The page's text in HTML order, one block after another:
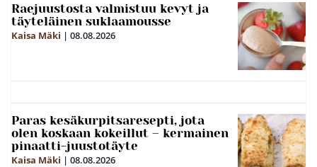
Raejuustosta valmistuu kevyt ja
täyteläinen suklaamousse
Kaisa Mäki | 08.08.2026
Paras kesäkurpitsaresepti, jota
olen koskaan kokeillut – kermainen
pinaatti-juustotäyte
Kaisa Mäki | 08.08.2026